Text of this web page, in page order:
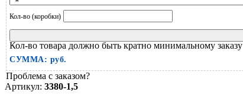
Кол-во (коробки)
Кол-во товара должно быть кратно минимальному заказу
СУММА: руб.
Проблема с заказом?
Артикул: 3380-1,5